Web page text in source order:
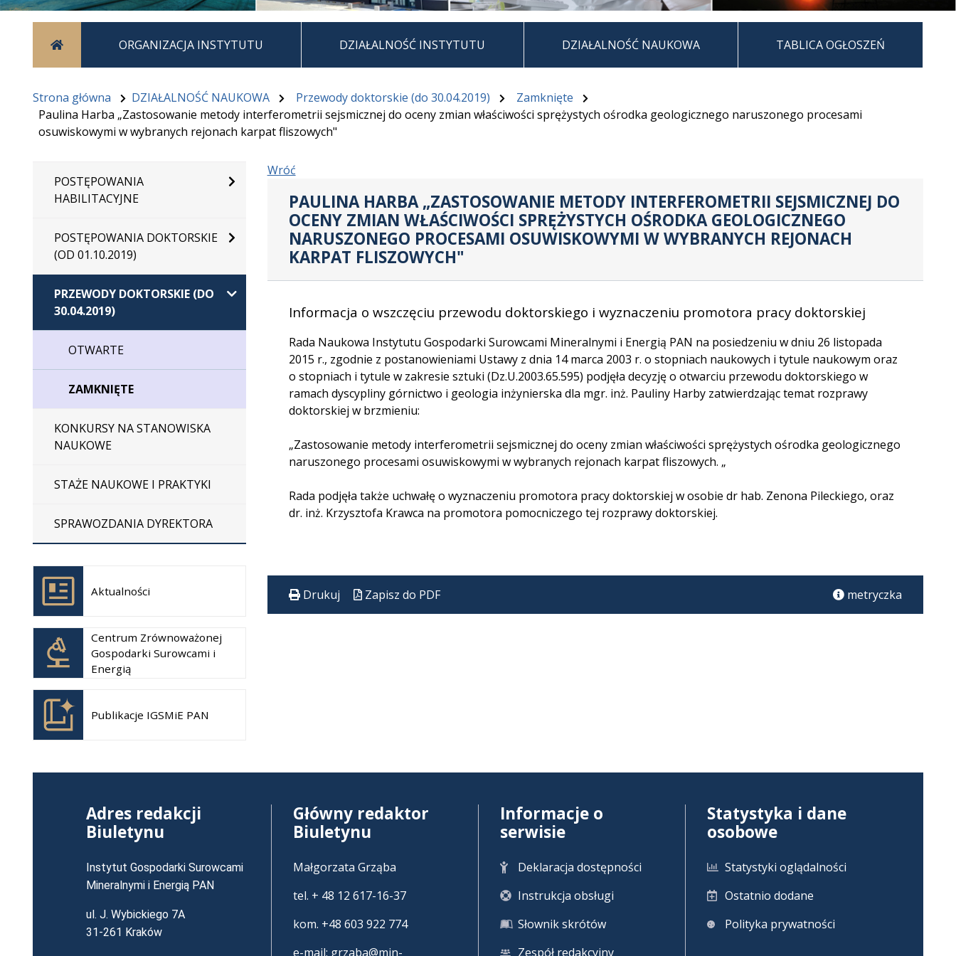
Strona głównaORGANIZACJA INSTYTUTU DZIAŁALNOŚĆ INSTYTUTU DZIAŁALNOŚĆ NAUKOWA TABLICA OGŁOSZEŃ
Strona główna DZIAŁALNOŚĆ NAUKOWA Przewody doktorskie (do 30.04.2019)
Zamknięte
Paulina Harba „Zastosowanie metody interferometrii sejsmicznej do oceny zmian właściwości sprężystych ośrodka geologicznego naruszonego procesami
osuwiskowymi w wybranych rejonach karpat fliszowych"
POSTĘPOWANIA
HABILITACYJNE
POSTĘPOWANIA DOKTORSKIE
(OD 01.10.2019)
PRZEWODY DOKTORSKIE (DO
30.04.2019)
OTWARTE
ZAMKNIĘTE
KONKURSY NA STANOWISKA
NAUKOWE
STAŻE NAUKOWE I PRAKTYKI
SPRAWOZDANIA DYREKTORA
Aktualności
Otwiera
się w
nowej
karcie
Centrum Zrównoważonej
Gospodarki Surowcami i
Energią
Otwiera
się w
nowej
karcie
Publikacje IGSMiE PAN
Otwiera
się w
nowej
karcie
Wróć
PAULINA HARBA „ZASTOSOWANIE METODY INTERFEROMETRII SEJSMICZNEJ DO
OCENY ZMIAN WŁAŚCIWOŚCI SPRĘŻYSTYCH OŚRODKA GEOLOGICZNEGO
NARUSZONEGO PROCESAMI OSUWISKOWYMI W WYBRANYCH REJONACH
KARPAT FLISZOWYCH"
Informacja o wszczęciu przewodu doktorskiego i wyznaczeniu promotora pracy doktorskiej
Rada Naukowa Instytutu Gospodarki Surowcami Mineralnymi i Energią PAN na posiedzeniu w dniu 26 listopada
2015 r., zgodnie z postanowieniami Ustawy z dnia 14 marca 2003 r. o stopniach naukowych i tytule naukowym oraz
o stopniach i tytule w zakresie sztuki (Dz.U.2003.65.595) podjęła decyzję o otwarciu przewodu doktorskiego w
ramach dyscypliny górnictwo i geologia inżynierska dla mgr. inż. Pauliny Harby zatwierdzając temat rozprawy
doktorskiej w brzmieniu:
„Zastosowanie metody interferometrii sejsmicznej do oceny zmian właściwości sprężystych ośrodka geologicznego
naruszonego procesami osuwiskowymi w wybranych rejonach karpat fliszowych. „
Rada podjęła także uchwałę o wyznaczeniu promotora pracy doktorskiej w osobie dr hab. Zenona Pileckiego, oraz
dr. inż. Krzysztofa Krawca na promotora pomocniczego tej rozprawy doktorskiej.
Drukuj Zapisz do PDF metryczka
Adres redakcji
Biuletynu
Instytut Gospodarki Surowcami
Mineralnymi i Energią PAN
ul. J. Wybickiego 7A
31-261 Kraków
Główny redaktor
Biuletynu
Małgorzata Grząba
tel. + 48 12 617-16-37
kom. +48 603 922 774
e-mail: grzaba@min-
Informacje o
serwisie
Deklaracja dostępności
Instrukcja obsługi
Słownik skrótów
Zespół redakcyjny
Statystyka i dane
osobowe
Statystyki oglądalności
Ostatnio dodane
Polityka prywatności